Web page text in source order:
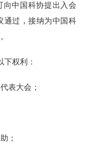
向中国科协提出入会
通过，接纳为中国科
下权利：
表大会；
；